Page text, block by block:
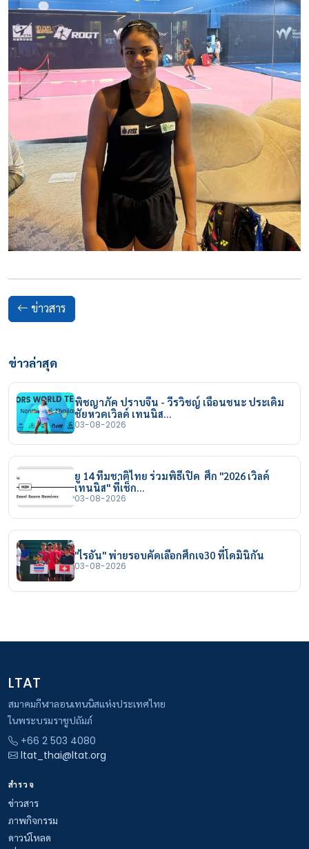
ข่าวสาร
ข่าวล่าสุด
พิชญาภัค ปราบจีน - วีรวิชญ์ เฉือนชนะ ประเดิม
ชัยหวดเวิลด์ เทนนิส…
03-08-2026
ยู 14 ทีมชาติไทย ร่วมพิธีเปิด ศึก "2026 เวิลด์
เทนนิส" ที่เช็ก…
03-08-2026
"ไรอัน" พ่ายรอบคัดเลือกศึกเจ30 ที่โดมินิกัน
03-08-2026
LTAT
สมาคมกีฬาลอนเทนนิสแห่งประเทศไทย
ในพระบรมราชูปถัมภ์
+66 2 503 4080
ltat_thai@ltat.org
สำรวจ
ข่าวสาร
ภาพกิจกรรม
ดาวน์โหลด